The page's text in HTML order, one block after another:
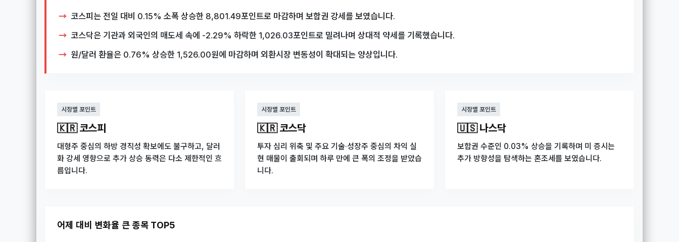
코스피는 전일 대비 0.15% 소폭 상승한 8,801.49포인트로 마감하며 보합권 강세를 보였습니다.
코스닥은 기관과 외국인의 매도세 속에 -2.29% 하락한 1,026.03포인트로 밀려나며 상대적 약세를 기록했습니다.
원/달러 환율은 0.76% 상승한 1,526.00원에 마감하며 외환시장 변동성이 확대되는 양상입니다.
시장별 포인트
🇰🇷 코스피
대형주 중심의 하방 경직성 확보에도 불구하고, 달러
화 강세 영향으로 추가 상승 동력은 다소 제한적인 흐
름입니다.
시장별 포인트
🇰🇷 코스닥
투자 심리 위축 및 주요 기술·성장주 중심의 차익 실
현 매물이 출회되며 하루 만에 큰 폭의 조정을 받았습
니다.
시장별 포인트
🇺🇸 나스닥
보합권 수준인 0.03% 상승을 기록하며 미 증시는
추가 방향성을 탐색하는 혼조세를 보였습니다.
어제 대비 변화율 큰 종목 TOP5